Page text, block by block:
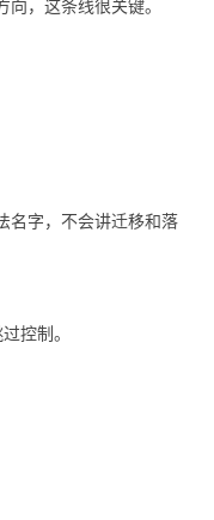
，这条线很关键。
名字，不会讲迁移和落
控制。